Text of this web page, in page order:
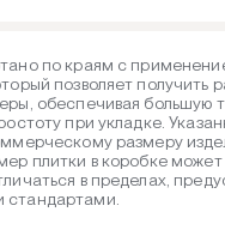
по краям с
позволяет получить
обеспечивая большую
при укладке.
размеру
плитки в коробке может
в пределах,